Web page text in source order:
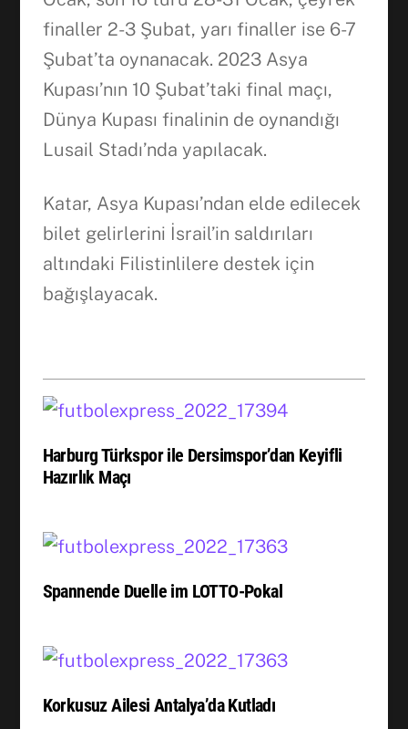
finaller 2-3 Şubat, yarı finaller ise 6-7
Şubat’ta oynanacak. 2023 Asya
Kupası’nın 10 Şubat’taki final maçı,
Dünya Kupası finalinin de oynandığı
Lusail Stadı’nda yapılacak.
Katar, Asya Kupası’ndan elde edilecek
bilet gelirlerini İsrail’in saldırıları
altındaki Filistinlilere destek için
bağışlayacak.
Harburg Türkspor ile Dersimspor’dan Keyifli
Hazırlık Maçı
Spannende Duelle im LOTTO-Pokal
Korkusuz Ailesi Antalya’da Kutladı